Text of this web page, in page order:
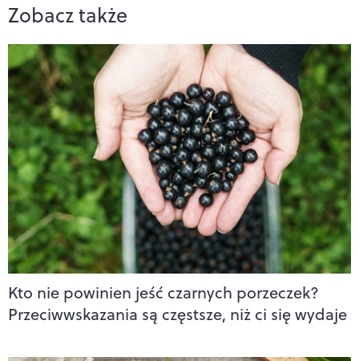
Zobacz także
Kto nie powinien jeść czarnych porzeczek?
Przeciwwskazania są częstsze, niż ci się wydaje